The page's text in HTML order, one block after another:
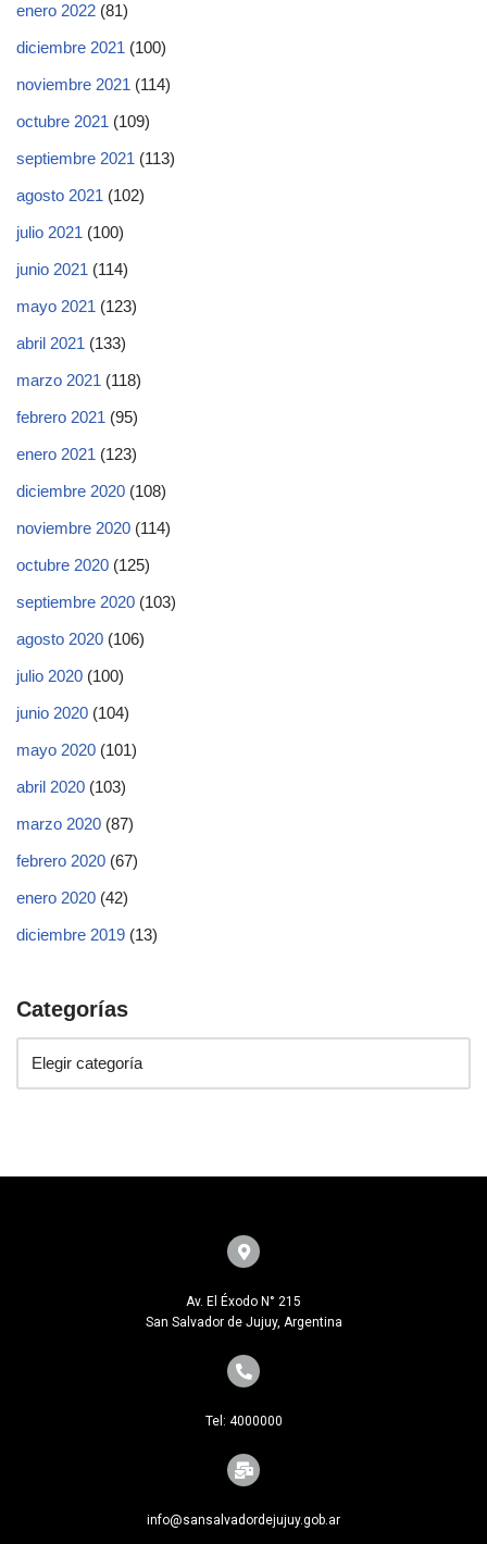
enero 2022 (81)
diciembre 2021 (100)
noviembre 2021 (114)
octubre 2021 (109)
septiembre 2021 (113)
agosto 2021 (102)
julio 2021 (100)
junio 2021 (114)
mayo 2021 (123)
abril 2021 (133)
marzo 2021 (118)
febrero 2021 (95)
enero 2021 (123)
diciembre 2020 (108)
noviembre 2020 (114)
octubre 2020 (125)
septiembre 2020 (103)
agosto 2020 (106)
julio 2020 (100)
junio 2020 (104)
mayo 2020 (101)
abril 2020 (103)
marzo 2020 (87)
febrero 2020 (67)
enero 2020 (42)
diciembre 2019 (13)
Categorías
Av. El Éxodo N° 215
San Salvador de Jujuy, Argentina
Tel: 4000000
info@sansalvadordejujuy.gob.ar